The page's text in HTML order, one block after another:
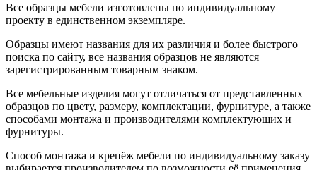
Все образцы мебели изготовлены по индивидуальному
проекту в единственном экземпляре.
Образцы имеют названия для их различия и более быстрого
поиска по сайту, все названия образцов не являются
зарегистрированным товарным знаком.
Все мебельные изделия могут отличаться от представленных
образцов по цвету, размеру, комплектации, фурнитуре, а также
способами монтажа и производителями комплектующих и
фурнитуры.
Способ монтажа и крепёж мебели по индивидуальному заказу